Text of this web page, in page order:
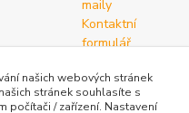
maily
Kontaktní
formulář
našich webových stránek
stránek souhlasíte s
počítači / zařízení. Nastavení